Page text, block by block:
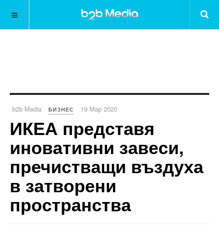
b2b Media БИЗНЕС 19 Мар 2020
ИКЕА представя
иновативни завеси,
пречистващи въздуха
в затворени
пространства